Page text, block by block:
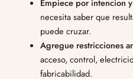
Empiece por intencion
necesita saber que
puede cruzar.
Agregue restricciones
acceso, control,
fabricabilidad.